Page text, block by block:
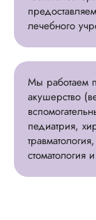
лечебного
Мы работаем
акушерство
педиатрия,
стоматология